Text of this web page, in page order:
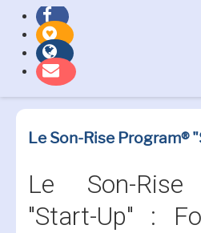
Association
Approches
Actions et projets
Le Son-Rise Program®
Le Son-Rise
"Start-Up" :